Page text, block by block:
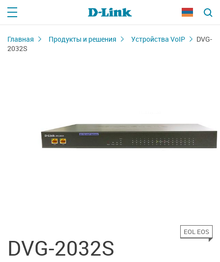
Главная Продукты и решения Устройства VoIP
DVG-
2032S
DVG-2032S
EOL EOS